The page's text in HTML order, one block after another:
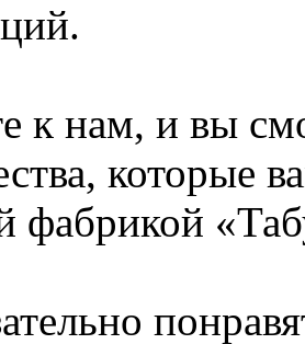
к нам, и вы
которые
фабрикой